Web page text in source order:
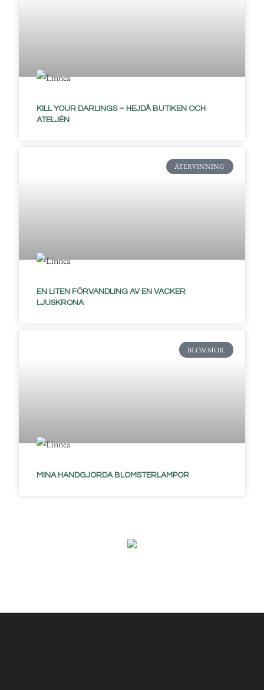
KILL YOUR DARLINGS – HEJDÅ BUTIKEN OCH
ATELJÉN
ÅTERVINNING
EN LITEN FÖRVANDLING AV EN VACKER
LJUSKRONA
BLOMMOR
MINA HANDGJORDA BLOMSTERLAMPOR